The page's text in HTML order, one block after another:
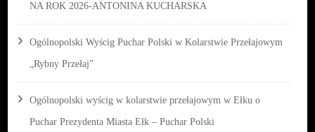
NA ROK 2026-ANTONINA KUCHARSKA
Ogólnopolski Wyścig Puchar Polski w Kolarstwie Przełajowym
„Rybny Przełaj”
Ogólnopolski wyścig w kolarstwie przełajowym w Ełku o
Puchar Prezydenta Miasta Ełk – Puchar Polski